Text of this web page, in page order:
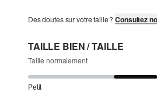
Des doutes sur votre taille ?Consultez
TAILLE BIEN / TAILLE
Taille normalement
Petit